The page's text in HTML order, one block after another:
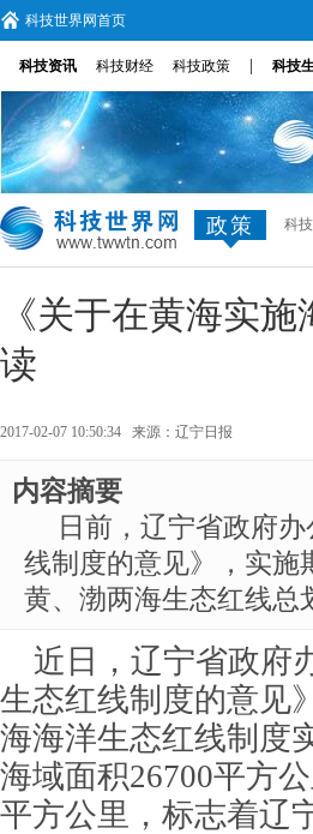
科技世界网首页
科技资讯 科技财经 科技政策 科技
政策 科
《关于在黄海实
读
2017-02-07 10:50:34 来源： 辽宁日报
内容摘要
日前，辽宁省政府
线制度的意见》，实施
黄、渤两海生态红线总
近日，辽宁省政府
生态红线制度的意见
海海洋生态红线制度
海域面积26700平方
平方公里，标志着辽